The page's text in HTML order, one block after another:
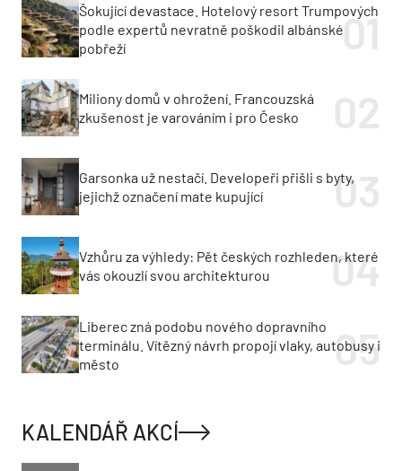
Šokující devastace. Hotelový resort Trumpových
podle expertů nevratně poškodil albánské
pobřeží
Miliony domů v ohrožení. Francouzská
zkušenost je varováním i pro Česko
Garsonka už nestačí. Developeři přišli s byty,
jejichž označení mate kupující
Vzhůru za výhledy: Pět českých rozhleden, které
vás okouzlí svou architekturou
Liberec zná podobu nového dopravního
terminálu. Vítězný návrh propojí vlaky, autobusy i
město
KALENDÁŘ AKCÍ